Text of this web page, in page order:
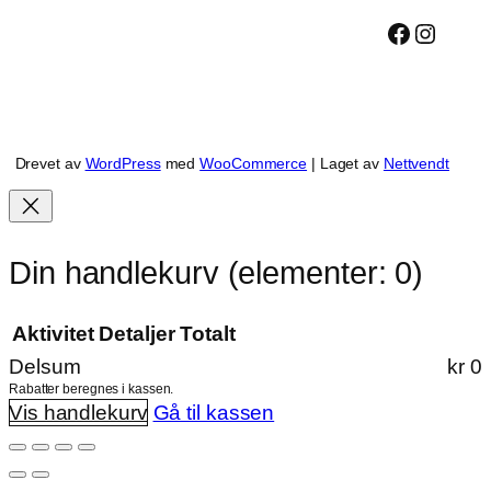
Facebook Instagram
Drevet av WordPressmedWooCommerce | Laget av Nettvendt
Din handlekurv (elementer: 0)
Aktiviteter
i
handlekurven
Aktivitet Detaljer Totalt
Delsum
kr 0
Rabatter beregnes i kassen.
Vis handlekurv Gå til kassen